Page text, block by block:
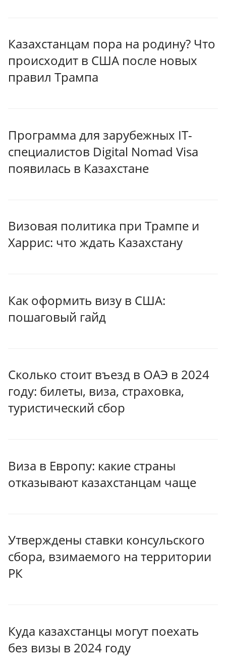
Казахстанцам пора на родину? Что
происходит в США после новых
правил Трампа
Программа для зарубежных IT-
специалистов Digital Nomad Visa
появилась в Казахстане
Визовая политика при Трампе и
Харрис: что ждать Казахстану
Как оформить визу в США:
пошаговый гайд
Сколько стоит въезд в ОАЭ в 2024
году: билеты, виза, страховка,
туристический сбор
Виза в Европу: какие страны
отказывают казахстанцам чаще
Утверждены ставки консульского
сбора, взимаемого на территории
РК
Куда казахстанцы могут поехать
без визы в 2024 году